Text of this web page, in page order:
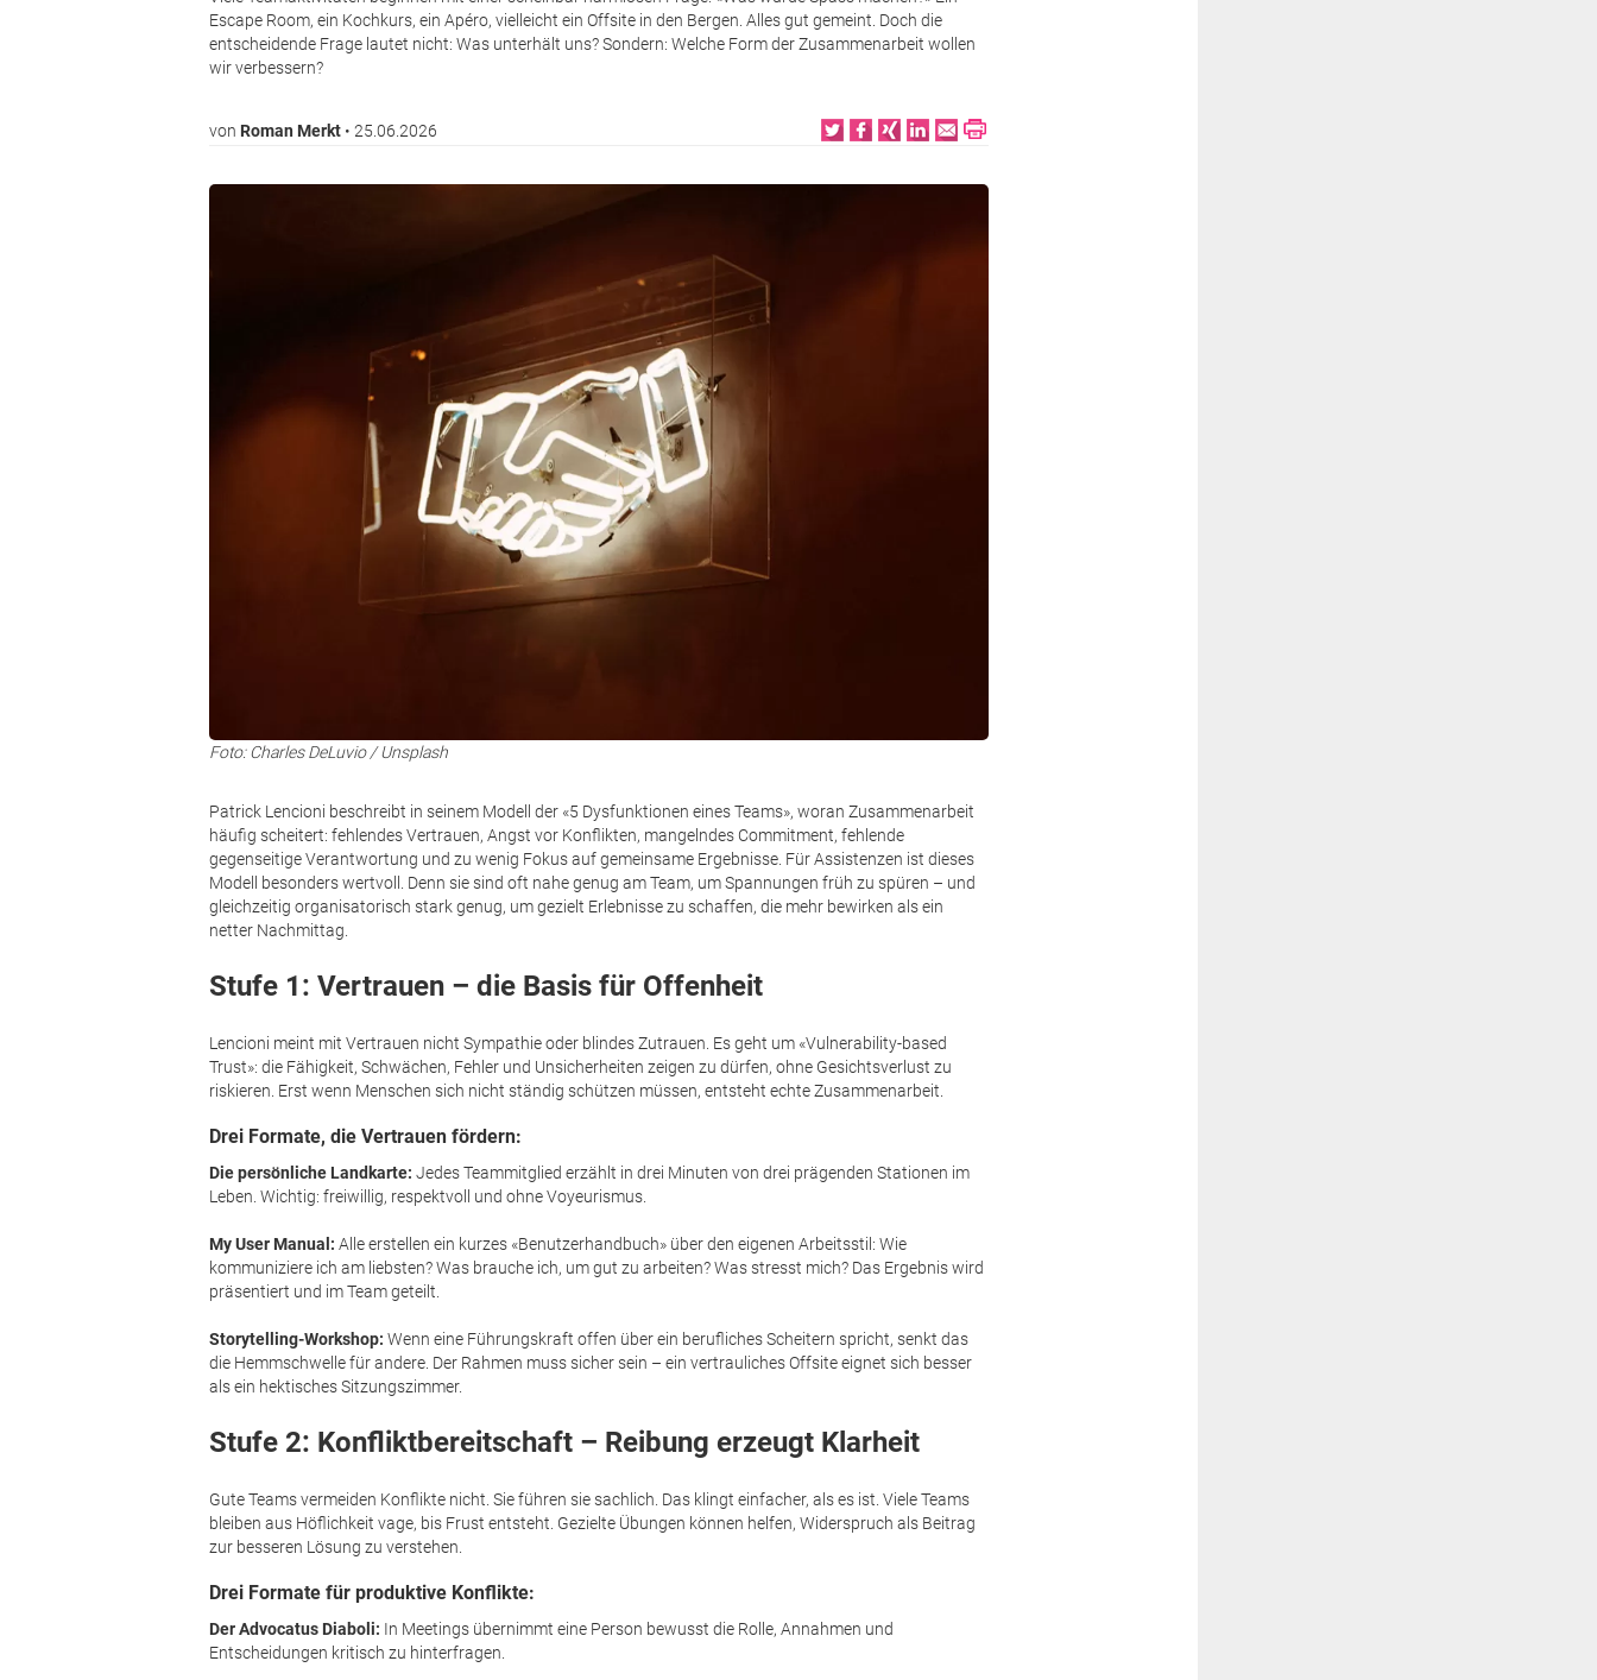
Escape Room, ein Kochkurs, ein Apéro, vielleicht ein Offsite in den Bergen. Alles gut gemeint. Doch die
entscheidende Frage lautet nicht: Was unterhält uns? Sondern: Welche Form der Zusammenarbeit wollen
wir verbessern?
von Roman Merkt •25.06.2026
Bild
Foto: Charles DeLuvio / Unsplash
Patrick Lencioni beschreibt in seinem Modell der «5 Dysfunktionen eines Teams», woran Zusammenarbeit
häufig scheitert: fehlendes Vertrauen, Angst vor Konflikten, mangelndes Commitment, fehlende
gegenseitige Verantwortung und zu wenig Fokus auf gemeinsame Ergebnisse. Für Assistenzen ist dieses
Modell besonders wertvoll. Denn sie sind oft nahe genug am Team, um Spannungen früh zu spüren – und
gleichzeitig organisatorisch stark genug, um gezielt Erlebnisse zu schaffen, die mehr bewirken als ein
netter Nachmittag.
Stufe 1: Vertrauen – die Basis für Offenheit
Lencioni meint mit Vertrauen nicht Sympathie oder blindes Zutrauen. Es geht um «Vulnerability-based
Trust»: die Fähigkeit, Schwächen, Fehler und Unsicherheiten zeigen zu dürfen, ohne Gesichtsverlust zu
riskieren. Erst wenn Menschen sich nicht ständig schützen müssen, entsteht echte Zusammenarbeit.
Drei Formate, die Vertrauen fördern:
Die persönliche Landkarte: Jedes Teammitglied erzählt in drei Minuten von drei prägenden Stationen im
Leben. Wichtig: freiwillig, respektvoll und ohne Voyeurismus.
My User Manual: Alle erstellen ein kurzes «Benutzerhandbuch» über den eigenen Arbeitsstil: Wie
kommuniziere ich am liebsten? Was brauche ich, um gut zu arbeiten? Was stresst mich? Das Ergebnis wird
präsentiert und im Team geteilt.
Storytelling-Workshop: Wenn eine Führungskraft offen über ein berufliches Scheitern spricht, senkt das
die Hemmschwelle für andere. Der Rahmen muss sicher sein – ein vertrauliches Offsite eignet sich besser
als ein hektisches Sitzungszimmer.
Stufe 2: Konfliktbereitschaft – Reibung erzeugt Klarheit
Gute Teams vermeiden Konflikte nicht. Sie führen sie sachlich. Das klingt einfacher, als es ist. Viele Teams
bleiben aus Höflichkeit vage, bis Frust entsteht. Gezielte Übungen können helfen, Widerspruch als Beitrag
zur besseren Lösung zu verstehen.
Drei Formate für produktive Konflikte:
Der Advocatus Diaboli: In Meetings übernimmt eine Person bewusst die Rolle, Annahmen und
Entscheidungen kritisch zu hinterfragen.